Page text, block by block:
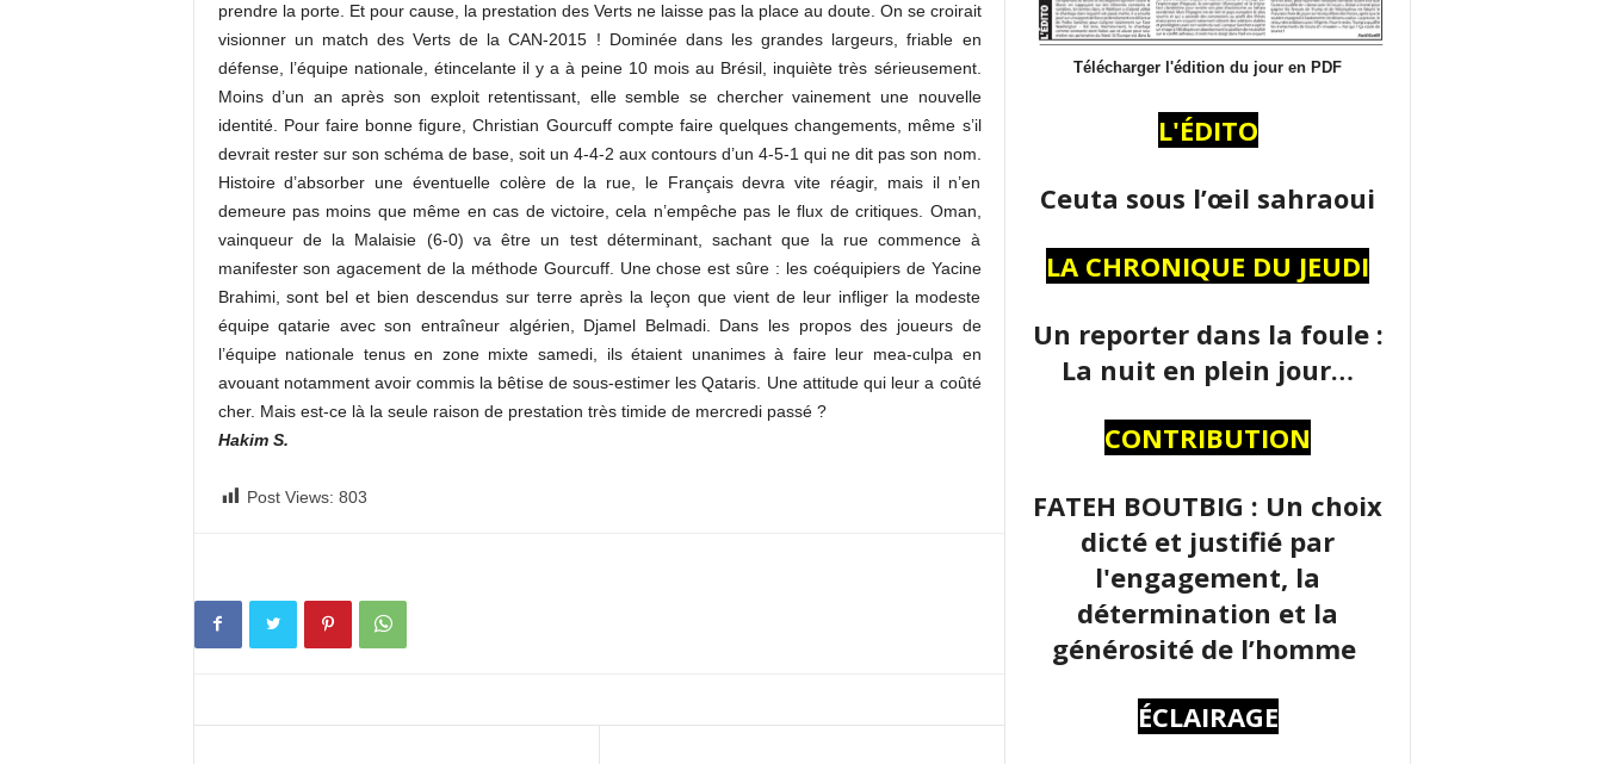
prendre la porte. Et pour cause, la prestation des Verts ne laisse pas la place au doute. On se croirait
visionner un match des Verts de la CAN-2015 ! Dominée dans les grandes largeurs, friable en
défense, l’équipe nationale, étincelante il y a à peine 10 mois au Brésil, inquiète très sérieusement.
Moins d’un an après son exploit retentissant, elle semble se chercher vainement une nouvelle
identité. Pour faire bonne figure, Christian Gourcuff compte faire quelques changements, même s’il
devrait rester sur son schéma de base, soit un 4-4-2 aux contours d’un 4-5-1 qui ne dit pas son nom.
Histoire d’absorber une éventuelle colère de la rue, le Français devra vite réagir, mais il n’en
demeure pas moins que même en cas de victoire, cela n’empêche pas le flux de critiques. Oman,
vainqueur de la Malaisie (6-0) va être un test déterminant, sachant que la rue commence à
manifester son agacement de la méthode Gourcuff. Une chose est sûre : les coéquipiers de Yacine
Brahimi, sont bel et bien descendus sur terre après la leçon que vient de leur infliger la modeste
équipe qatarie avec son entraîneur algérien, Djamel Belmadi. Dans les propos des joueurs de
l’équipe nationale tenus en zone mixte samedi, ils étaient unanimes à faire leur mea-culpa en
avouant notamment avoir commis la bêtise de sous-estimer les Qataris. Une attitude qui leur a coûté
cher. Mais est-ce là la seule raison de prestation très timide de mercredi passé ?
Hakim S.
Post Views: 803
Télécharger l'édition du jour en PDF
L'ÉDITO
Ceuta sous l’œil sahraoui
LA CHRONIQUE DU JEUDI
Un reporter dans la foule :
La nuit en plein jour…
CONTRIBUTION
FATEH BOUTBIG : Un choix
dicté et justifié par
l'engagement, la
détermination et la
générosité de l’homme
ÉCLAIRAGE